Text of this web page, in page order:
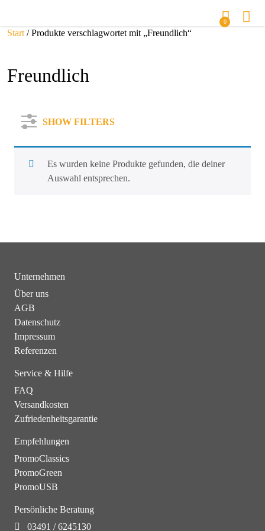
0
Start / Produkte verschlagwortet mit „Freundlich“
Freundlich
SHOW FILTERS
Es wurden keine Produkte gefunden, die deiner
Auswahl entsprechen.
Unternehmen
Über uns
AGB
Datenschutz
Impressum
Referenzen
Service & Hilfe
FAQ
Versandkosten
Zufriedenheitsgarantie
Empfehlungen
PromoClassics
PromoGreen
PromoUSB
Persönliche Beratung
03491 / 6245130